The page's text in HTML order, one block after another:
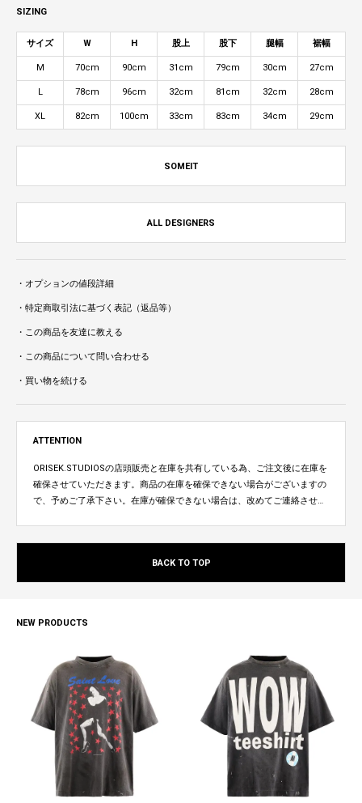
SIZING
サイズ W H 股上 股下 腿幅 裾幅
M 70cm 90cm 31cm 79cm 30cm 27cm
L 78cm 96cm 32cm 81cm 32cm 28cm
XL 82cm 100cm 33cm 83cm 34cm 29cm
SOMEIT
ALL DESIGNERS
・オプションの値段詳細
・特定商取引法に基づく表記（返品等）
・この商品を友達に教える
・この商品について問い合わせる
・買い物を続ける
ATTENTION
ORISEK.STUDIOSの店頭販売と在庫を共有している為、ご注文後に在庫を
確保させていただきます。商品の在庫を確保できない場合がございますの
で、予めご了承下さい。在庫が確保できない場合は、改めてご連絡させて
BACK TO TOP
NEW PRODUCTS